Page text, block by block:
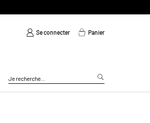
Se connecter Panier